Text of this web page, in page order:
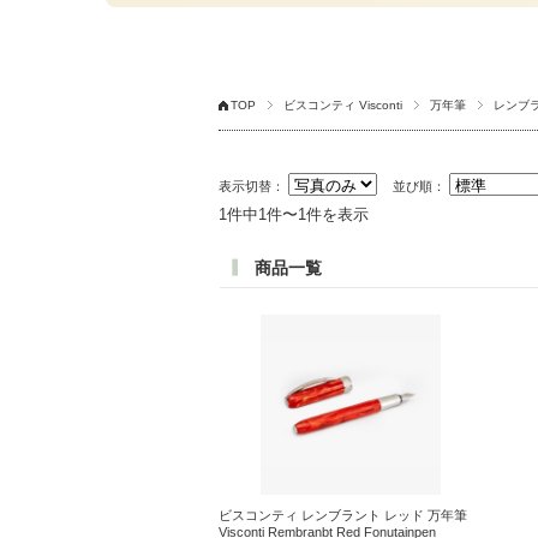
TOP ビスコンティ Visconti 万年筆 レンブ
表示切替： 並び順：
1件中1件〜1件を表示
商品一覧
ビスコンティ レンブラント レッド 万年筆
Visconti Rembranbt Red Fonutainpen